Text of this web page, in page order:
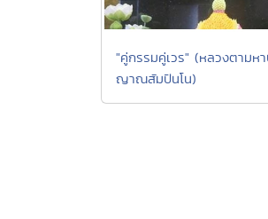
"คู่กรรมคู่เวร" (หลวงตามห
ญาณสัมปันโน)